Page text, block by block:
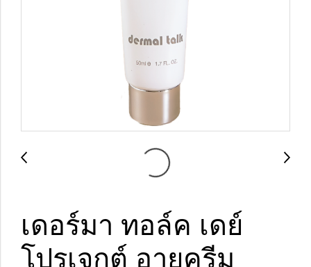
เดอร์มา ทอล์ค เดย์
โปรเจกต์ อายครีม